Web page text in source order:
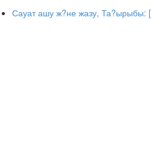
көлемі оған салынатын затқа
Сауат ашу ж?не жазу, Та?ырыбы: